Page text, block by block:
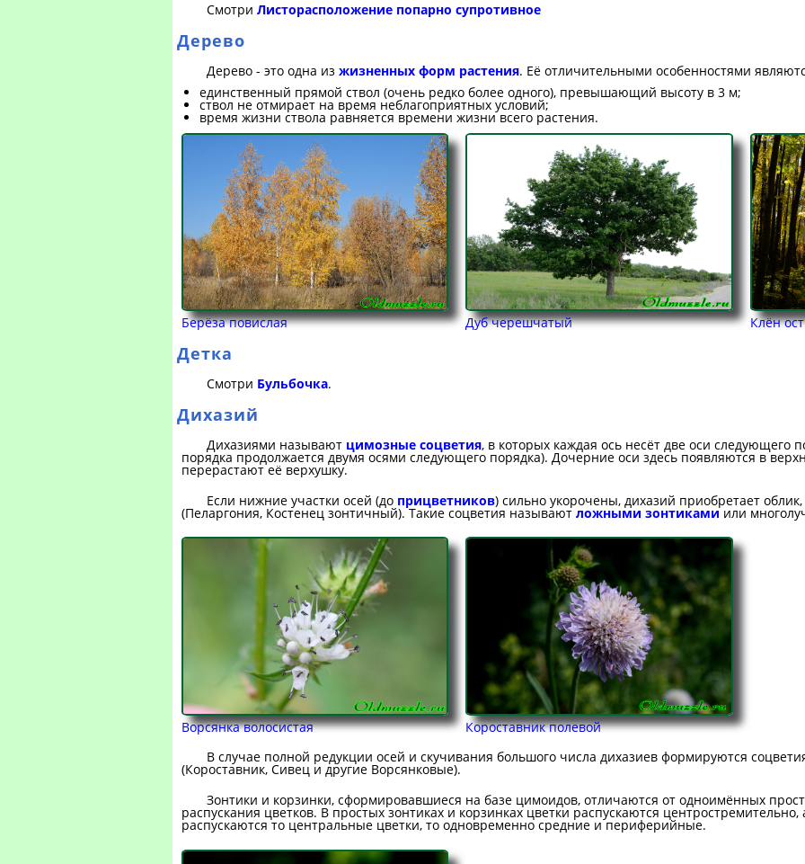
Смотри Листорасположение попарно супротивное
Дерево
Дерево - это одна из жизненных форм растения. Её отличительными особенностями
единственный прямой ствол (очень редко более одного), превышающий высоту в 3 м;
ствол не отмирает на время неблагоприятных условий;
время жизни ствола равняется времени жизни всего растения.
Берёза повислая Дуб черешчатый Клён
Детка
Смотри Бульбочка.
Дихазий
Дихазиями называют цимозные соцветия, в которых каждая ось несёт две оси следующего
порядка продолжается двумя осями следующего порядка). Дочерние оси здесь появляются в
перерастают её верхушку.
Если нижние участки осей (до прицветников) сильно укорочены, дихазий приобретает
(Пеларгония, Костенец зонтичный). Такие соцветия называют ложными зонтикамиили
Ворсянка волосистая
Короставник полевой
В случае полной редукции осей и скучивания большого числа дихазиев формируются
(Короставник, Сивец и другие Ворсянковые).
Зонтики и корзинки, сформировавшиеся на базе цимоидов, отличаются от одноимённых
распускания цветков. В простых зонтиках и корзинках цветки распускаются
распускаются то центральные цветки, то одновременно средние и периферийные.